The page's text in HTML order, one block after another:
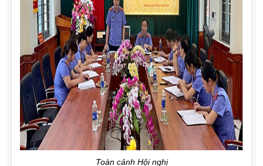
Toàn cảnh Hội nghị